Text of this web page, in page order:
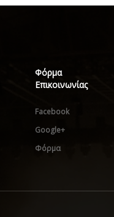
Φόρμα
Επικοινωνίας
Facebook
Google+
Φόρμα